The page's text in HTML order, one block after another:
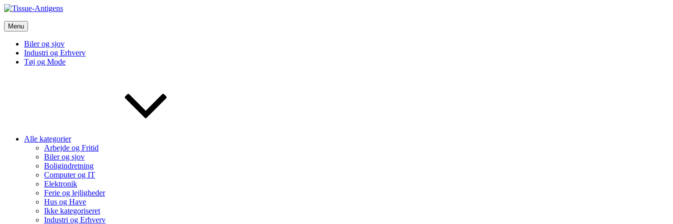
Skip
content
Tissue-Antigens
Vi bruger de bedste nyheder fra tech verdenen og meget mere
Menu
Biler og sjov
Industri og Erhverv
Tøj og Mode
Alle kategorier
Arbejde og Fritid
Biler og sjov
Boligindretning
Computer og IT
Elektronik
Ferie og lejligheder
Hus og Have
Ikke kategoriseret
Industri og Erhverv